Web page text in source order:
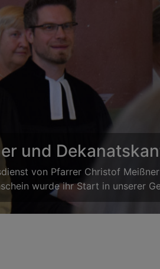
in
Kindersingtagen in
Dabei stehen nicht nur das
werden anschließend in einem